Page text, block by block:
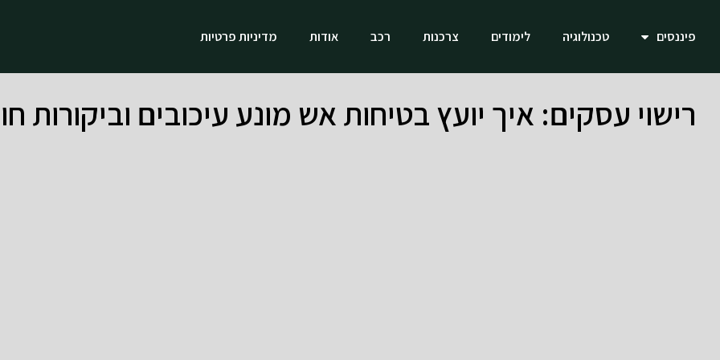
פיננסים טכנולוגיה לימודים צרכנות רכב אודות מדיניות פרטיות
רישוי עסקים: איך יועץ בטיחות אש מונע עיכובים וביקורות